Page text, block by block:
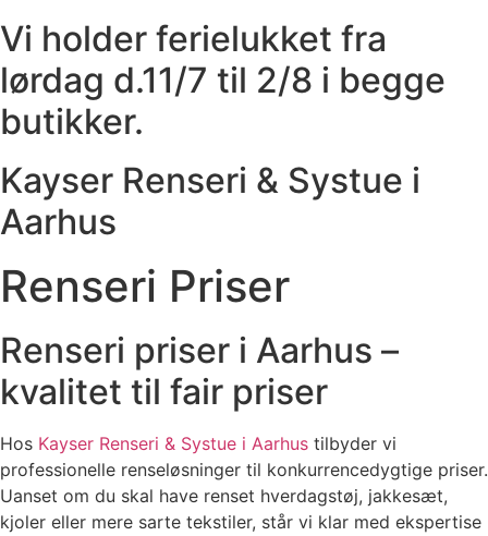
Vi holder ferielukket fra
lørdag d.11/7 til 2/8 i begge
butikker.
Kayser Renseri & Systue i
Aarhus
Renseri Priser
Renseri priser i Aarhus –
kvalitet til fair priser
Hos Kayser Renseri & Systue i Aarhus tilbyder vi
professionelle renseløsninger til konkurrencedygtige priser.
Uanset om du skal have renset hverdagstøj, jakkesæt,
kjoler eller mere sarte tekstiler, står vi klar med ekspertise